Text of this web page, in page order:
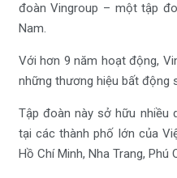
đoàn Vingroup – một tập
Nam.
Với hơn 9 năm hoạt động,
những thương hiệu bất động
Tập đoàn này sở hữu nhiều
tại các thành phố lớn của
Hồ Chí Minh, Nha Trang,